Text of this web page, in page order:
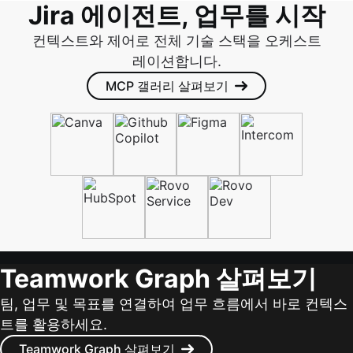
Jira 에이전트, 업무를 시작
컨텍스트와 제어로 전체 기술 스택을 오케스트
레이션합니다.
MCP 갤러리 살펴보기
Teamwork Graph 살펴보기
팀, 업무 및 목표를 연결하여 업무 흐름에서 바로 컨텍스
트를 활용하세요.
Teamwork Graph 살펴보기